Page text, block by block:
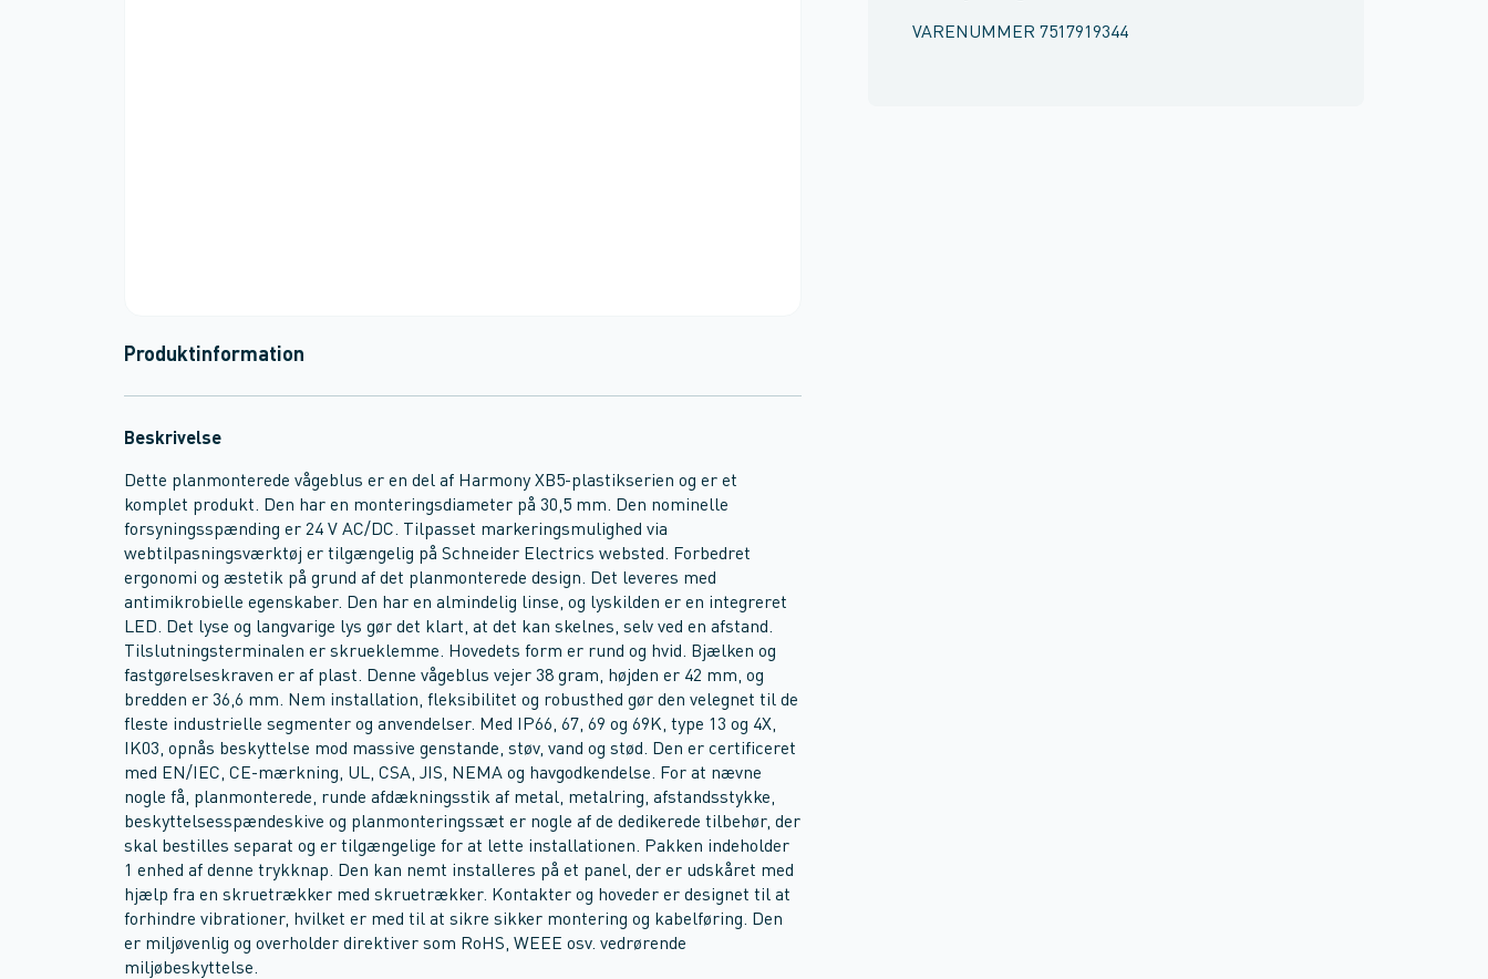
VARENUMMER 7517919344
Produktinformation
Beskrivelse
Dette planmonterede vågeblus er en del af Harmony XB5-plastikserien og er et
komplet produkt. Den har en monteringsdiameter på 30,5 mm. Den nominelle
forsyningsspænding er 24 V AC/DC. Tilpasset markeringsmulighed via
webtilpasningsværktøj er tilgængelig på Schneider Electrics websted. Forbedret
ergonomi og æstetik på grund af det planmonterede design. Det leveres med
antimikrobielle egenskaber. Den har en almindelig linse, og lyskilden er en integreret
LED. Det lyse og langvarige lys gør det klart, at det kan skelnes, selv ved en afstand.
Tilslutningsterminalen er skrueklemme. Hovedets form er rund og hvid. Bjælken og
fastgørelseskraven er af plast. Denne vågeblus vejer 38 gram, højden er 42 mm, og
bredden er 36,6 mm. Nem installation, fleksibilitet og robusthed gør den velegnet til de
fleste industrielle segmenter og anvendelser. Med IP66, 67, 69 og 69K, type 13 og 4X,
IK03, opnås beskyttelse mod massive genstande, støv, vand og stød. Den er certificeret
med EN/IEC, CE-mærkning, UL, CSA, JIS, NEMA og havgodkendelse. For at nævne
nogle få, planmonterede, runde afdækningsstik af metal, metalring, afstandsstykke,
beskyttelsesspændeskive og planmonteringssæt er nogle af de dedikerede tilbehør, der
skal bestilles separat og er tilgængelige for at lette installationen. Pakken indeholder
1 enhed af denne trykknap. Den kan nemt installeres på et panel, der er udskåret med
hjælp fra en skruetrækker med skruetrækker. Kontakter og hoveder er designet til at
forhindre vibrationer, hvilket er med til at sikre sikker montering og kabelføring. Den
er miljøvenlig og overholder direktiver som RoHS, WEEE osv. vedrørende
miljøbeskyttelse.